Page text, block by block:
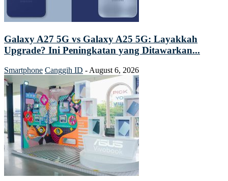
Galaxy A27 5G vs Galaxy A25 5G: Layakkah
Upgrade? Ini Peningkatan yang Ditawarkan...
Smartphone Canggih ID - August 6, 2026